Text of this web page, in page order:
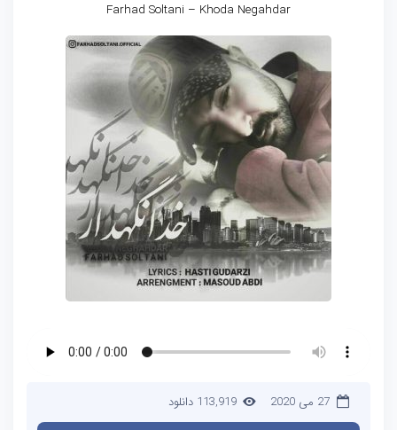
Farhad Soltani – Khoda Negahdar
27 می 2020 113,919 دانلود